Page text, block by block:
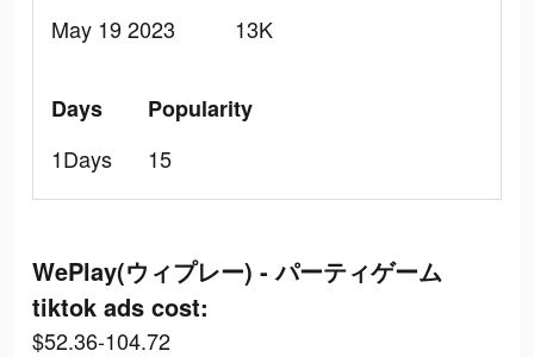
May 19 2023
13K
Days
1Days
Popularity
15
WePlay(ウィプレー) - パーティゲーム
tiktok ads cost:
$52.36-104.72